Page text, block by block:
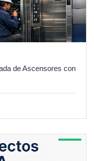
de Ascensores con